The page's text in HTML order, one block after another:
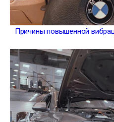
Причины повышенной